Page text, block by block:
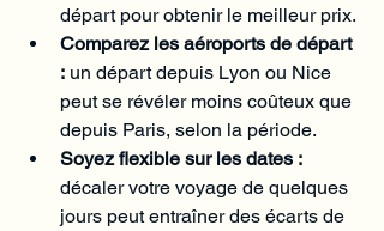
départ pour obtenir le meilleur prix.
Comparez les aéroports de départ
: un départ depuis Lyon ou Nice
peut se révéler moins coûteux que
depuis Paris, selon la période.
Soyez flexible sur les dates :
décaler votre voyage de quelques
jours peut entraîner des écarts de